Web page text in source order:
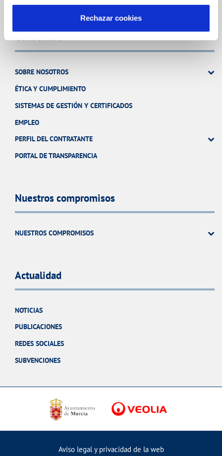
Rechazar cookies
Conócenos
SOBRE NOSOTROS
ÉTICA Y CUMPLIMIENTO
SISTEMAS DE GESTIÓN Y CERTIFICADOS
EMPLEO
PERFIL DEL CONTRATANTE
PORTAL DE TRANSPARENCIA
Nuestros compromisos
NUESTROS COMPROMISOS
Actualidad
NOTICIAS
PUBLICACIONES
REDES SOCIALES
SUBVENCIONES
Aviso legal y privacidad de la web